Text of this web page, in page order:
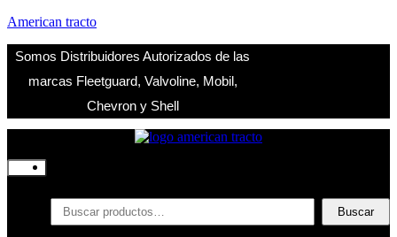
American tracto
Somos Distribuidores Autorizados de las
marcas Fleetguard, Valvoline, Mobil,
Chevron y Shell
Productos
Filtros
Buscar